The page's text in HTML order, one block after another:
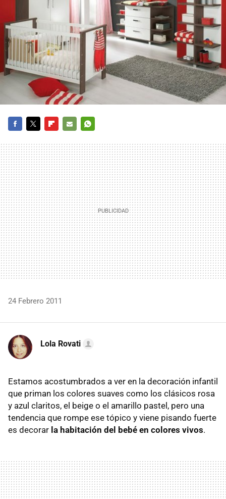
MAIL
24 Febrero 2011
Lola Rovati
Estamos acostumbrados a ver en la decoración infantil
que priman los colores suaves como los clásicos rosa
y azul claritos, el beige o el amarillo pastel, pero una
tendencia que rompe ese tópico y viene pisando fuerte
es decorar la habitación del bebé en colores vivos.